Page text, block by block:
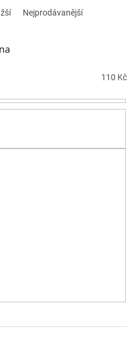
Nejprodávanější
110 Kč